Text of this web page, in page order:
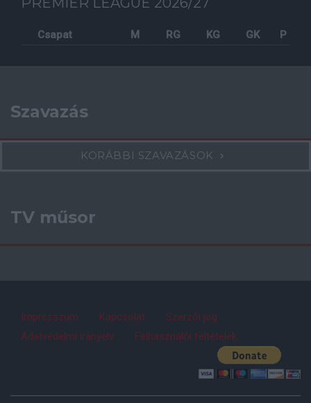
Csapat M RG KG GK P
Szavazás
KORÁBBI SZAVAZÁSOK
TV műsor
Impresszum Kapcsolat
Szerzői jog
Adatvédelmi irányelv
Felhasználói feltételek